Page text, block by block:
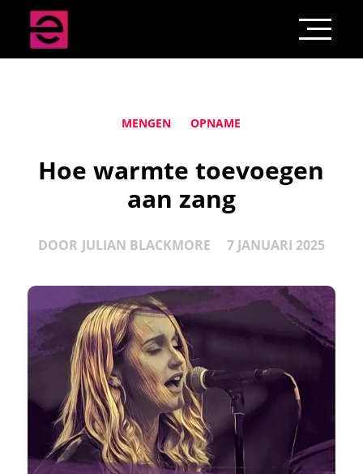
MENGEN OPNAME
Hoe warmte toevoegen
aan zang
DOOR JULIAN BLACKMORE 7 JANUARI 2025